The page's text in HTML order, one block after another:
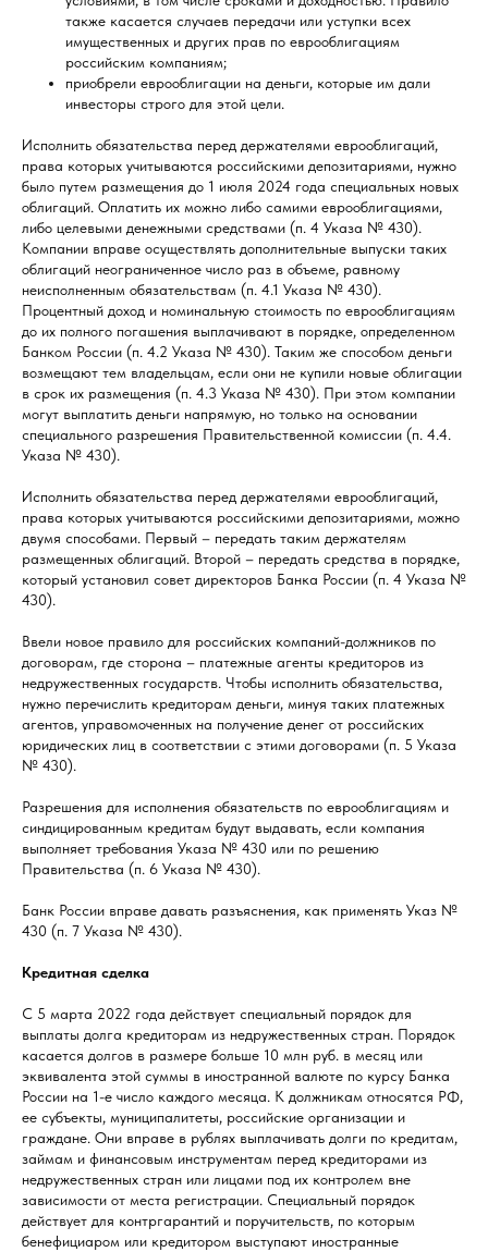
также касается случаев передачи или уступки всех
имущественных и других прав по еврооблигациям
российским компаниям;
приобрели еврооблигации на деньги, которые им дали
инвесторы строго для этой цели.
Исполнить обязательства перед держателями еврооблигаций,
права которых учитываются российскими депозитариями, нужно
было путем размещения до 1 июля 2024 года специальных новых
облигаций. Оплатить их можно либо самими еврооблигациями,
либо целевыми денежными средствами (п. 4 Указа № 430).
Компании вправе осуществлять дополнительные выпуски таких
облигаций неограниченное число раз в объеме, равному
неисполненным обязательствам (п. 4.1 Указа № 430).
Процентный доход и номинальную стоимость по еврооблигациям
до их полного погашения выплачивают в порядке, определенном
Банком России (п. 4.2 Указа № 430). Таким же способом деньги
возмещают тем владельцам, если они не купили новые облигации
в срок их размещения (п. 4.3 Указа № 430). При этом компании
могут выплатить деньги напрямую, но только на основании
специального разрешения Правительственной комиссии (п. 4.4.
Указа № 430).
Исполнить обязательства перед держателями еврооблигаций,
права которых учитываются российскими депозитариями, можно
двумя способами. Первый – передать таким держателям
размещенных облигаций. Второй – передать средства в порядке,
который установил совет директоров Банка России (п. 4 Указа №
430).
Ввели новое правило для российских компаний-должников по
договорам, где сторона – платежные агенты кредиторов из
недружественных государств. Чтобы исполнить обязательства,
нужно перечислить кредиторам деньги, минуя таких платежных
агентов, управомоченных на получение денег от российских
юридических лиц в соответствии с этими договорами (п. 5 Указа
№ 430).
Разрешения для исполнения обязательств по еврооблигациям и
синдицированным кредитам будут выдавать, если компания
выполняет требования Указа № 430 или по решению
Правительства (п. 6 Указа № 430).
Банк России вправе давать разъяснения, как применять Указ №
430 (п. 7 Указа № 430).
Кредитная сделка
С 5 марта 2022 года действует специальный порядок для
выплаты долга кредиторам из недружественных стран. Порядок
касается долгов в размере больше 10 млн руб. в месяц или
эквивалента этой суммы в иностранной валюте по курсу Банка
России на 1-е число каждого месяца. К должникам относятся РФ,
ее субъекты, муниципалитеты, российские организации и
граждане. Они вправе в рублях выплачивать долги по кредитам,
займам и финансовым инструментам перед кредиторами из
недружественных стран или лицами под их контролем вне
зависимости от места регистрации. Специальный порядок
действует для контргарантий и поручительств, по которым
бенефициаром или кредитором выступают иностранные